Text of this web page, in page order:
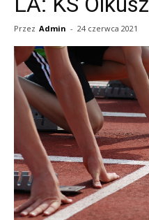
Przez Admin - 24 czerwca 2021